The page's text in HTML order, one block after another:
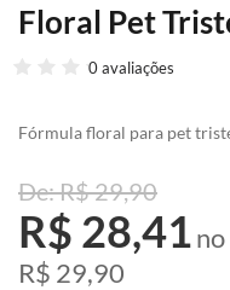
Floral Pet
0 avaliações
Fórmula floral para pet
R$ 29,90
R$ 28,41
R$ 29,90
Saltar
para
Galeria
imagens